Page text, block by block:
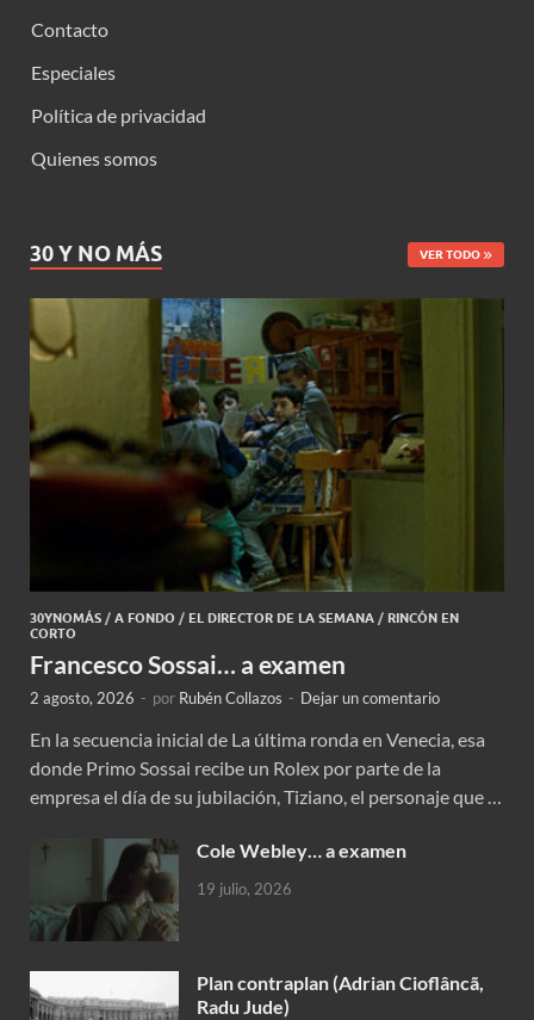
Contacto
Especiales
Política de privacidad
Quienes somos
30 Y NO MÁS VER TODO
30YNOMÁS / A FONDO / EL DIRECTOR DE LA SEMANA / RINCÓN EN
CORTO
Francesco Sossai… a examen
2 agosto, 2026 - por Rubén Collazos - Dejar un comentario
En la secuencia inicial de La última ronda en Venecia, esa
donde Primo Sossai recibe un Rolex por parte de la
empresa el día de su jubilación, Tiziano, el personaje que …
Cole Webley… a examen
19 julio, 2026
Plan contraplan (Adrian Cioflâncã,
Radu Jude)